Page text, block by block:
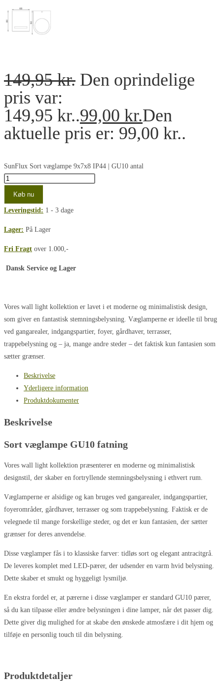
149,95kr. Den oprindelige
pris var:
149,95 kr..99,00 kr.Den
aktuelle pris er: 99,00 kr..
SunFlux Sort væglampe 9x7x8 IP44 | GU10 antal
Køb nu
Leveringstid: 1 - 3 dage
Lager: På Lager
Fri Fragt over 1.000,-
Dansk Service og Lager
Vores wall light kollektion er lavet i et moderne og minimalistisk design,
som giver en fantastisk stemningsbelysning. Væglamperne er ideelle til brug
ved gangarealer, indgangspartier, foyer, gårdhaver, terrasser,
trappebelysning og – ja, mange andre steder – det faktisk kun fantasien som
sætter grænser.
Beskrivelse
Yderligere information
Produktdokumenter
Beskrivelse
Sort væglampe GU10 fatning
Vores wall light kollektion præsenterer en moderne og minimalistisk
designstil, der skaber en fortryllende stemningsbelysning i ethvert rum.
Væglamperne er alsidige og kan bruges ved gangarealer, indgangspartier,
foyerområder, gårdhaver, terrasser og som trappebelysning. Faktisk er de
velegnede til mange forskellige steder, og det er kun fantasien, der sætter
grænser for deres anvendelse.
Disse væglamper fås i to klassiske farver: tidløs sort og elegant antracitgrå.
De leveres komplet med LED-pærer, der udsender en varm hvid belysning.
Dette skaber et smukt og hyggeligt lysmiljø.
En ekstra fordel er, at pærerne i disse væglamper er standard GU10 pærer,
så du kan tilpasse eller ændre belysningen i dine lamper, når det passer dig.
Dette giver dig mulighed for at skabe den ønskede atmosfære i dit hjem og
tilføje en personlig touch til din belysning.
Produktdetaljer